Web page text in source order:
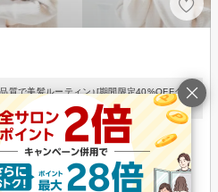
質で美髪ルーティン♪[期間限定40%OFFクー
歩1分